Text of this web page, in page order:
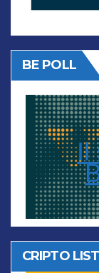
BE POLL
Il
CRIPTO